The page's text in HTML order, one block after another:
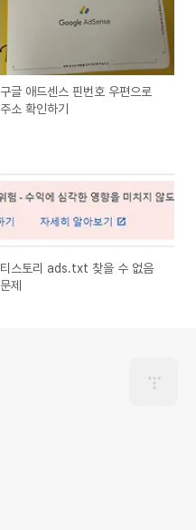
구글 애드센스 핀번호 우편으로
주소 확인하기
티스토리 ads.txt 찾을 수 없음
문제